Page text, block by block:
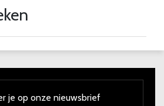
je op onze nieuwsbrief